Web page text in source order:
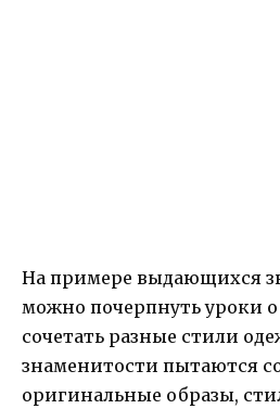
На примере выдающихся
можно почерпнуть уроки
сочетать разные стили
знаменитости пытаются
оригинальные образы,